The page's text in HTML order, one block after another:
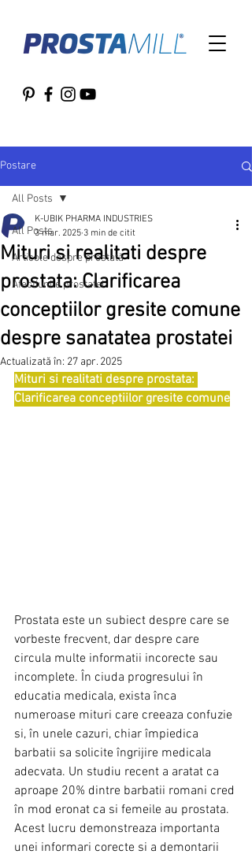
Postare
All Posts
Articole despre prostată
Afectiunile prostatei
All Posts
Mituri si realitati despre
prostata: Clarificarea
conceptiilor gresite comune
despre sanatatea prostatei
K-UBIK PHARMA INDUSTRIES
3 mar. 2025 3 min de citit
Actualizată în: 27 apr. 2025
Mituri si realitati despre prostata:
Clarificarea conceptiilor gresite comune
Prostata este un subiect despre care se
vorbeste frecvent, dar despre care
circula multe informatii incorecte sau
incomplete. În ciuda progresului în
educatia medicala, exista înca
numeroase mituri care creeaza confuzie
si, în unele cazuri, chiar împiedica
barbatii sa solicite îngrijire medicala
adecvata. Un studiu recent a aratat ca
aproape 20% dintre barbatii romani cred
în mod eronat ca si femeile au prostata.
Acest lucru demonstreaza importanta
unei informari corecte si a demontarii